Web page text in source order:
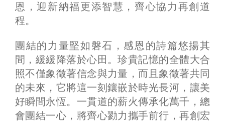
恩，迎新納福更添智慧，齊心協力再創道
程。
團結的力量堅如磐石，感恩的詩篇悠揚其
間，緩緩降落於心田。珍貴記憶的全體大合
照不僅象徵著信念與力量，而且象徵著共同
的未來，它將這一刻鑲嵌於時光長河，讓美
好瞬間永恆。一貫道的薪火傳承化萬千，總
會團結一心，將齊心勠力攜手前行，再創宏